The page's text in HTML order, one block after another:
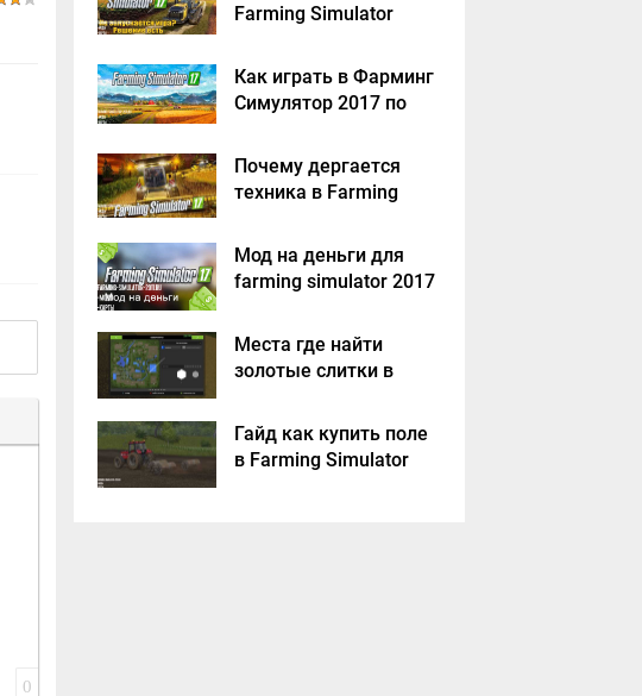
0
Farming Simulator
Как играть в Фарминг
Симулятор 2017 по
Почему дергается
техника в Farming
Мод на деньги для
farming simulator 2017
Места где найти
золотые слитки в
2017?
Гайд как купить поле
в Farming Simulator